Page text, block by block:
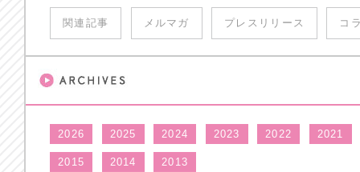
関連記事 メルマガ プレスリリース コ
2026 2025 2024 2023 2022 2021
2015 2014 2013